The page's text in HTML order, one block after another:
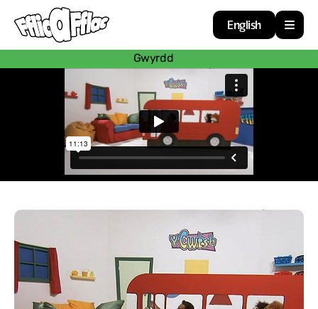
Cartref
Adnoddau
Amdan
Arweiniad
English
Gwyrdd